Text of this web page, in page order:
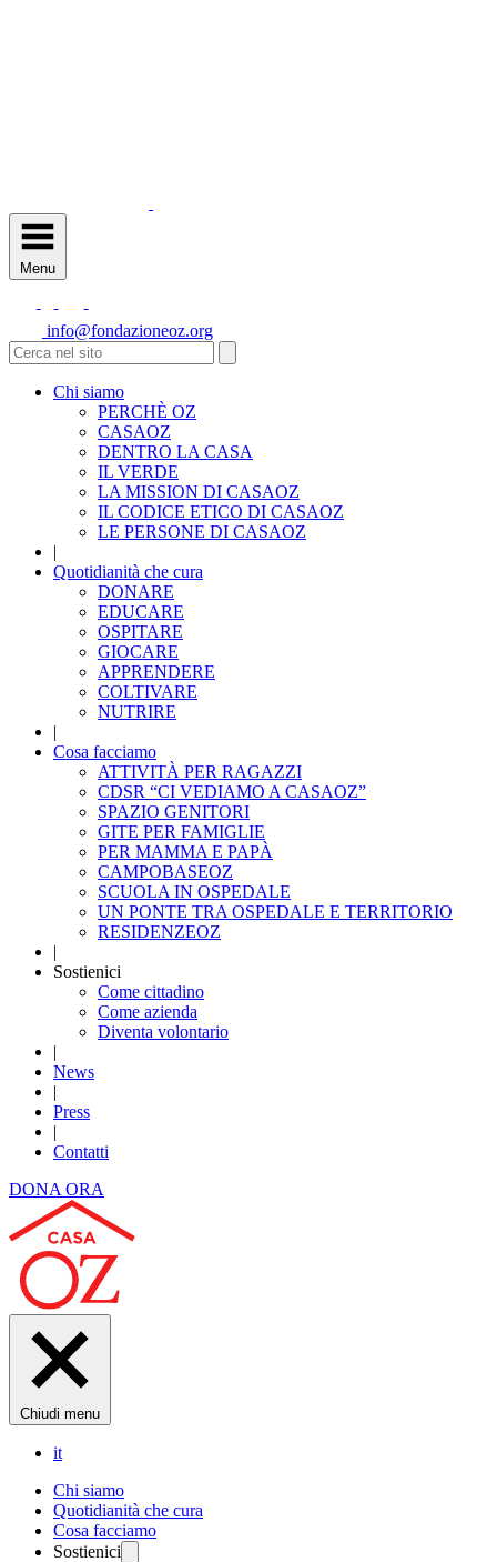
Menu
info@fondazioneoz.org
Chi siamo
PERCHÈ OZ
CASAOZ
DENTRO LA CASA
IL VERDE
LA MISSION DI CASAOZ
IL CODICE ETICO DI CASAOZ
LE PERSONE DI CASAOZ
|
Quotidianità che cura
DONARE
EDUCARE
OSPITARE
GIOCARE
APPRENDERE
COLTIVARE
NUTRIRE
|
Cosa facciamo
ATTIVITÀ PER RAGAZZI
CDSR “CI VEDIAMO A CASAOZ”
SPAZIO GENITORI
GITE PER FAMIGLIE
PER MAMMA E PAPÀ
CAMPOBASEOZ
SCUOLA IN OSPEDALE
UN PONTE TRA OSPEDALE E TERRITORIO
RESIDENZEOZ
|
Sostienici
Come cittadino
Come azienda
Diventa volontario
|
News
|
Press
|
Contatti
DONA ORA
Chiudi menu
it
Chi siamo
Quotidianità che cura
Cosa facciamo
Sostienici